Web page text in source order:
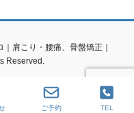
肩こり・腰痛、骨盤矯正｜
Reserved.
ご予約 TEL